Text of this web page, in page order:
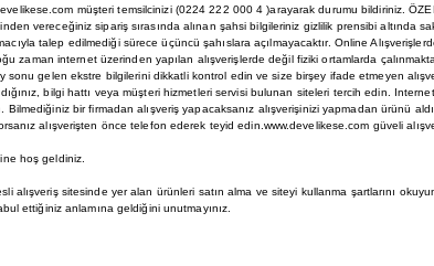
müşteri temsilcinizi (0224 222 000 4 )arayarak durumu bildiriniz.
vereceğiniz sipariş sırasında alınan şahsi bilgileriniz gizlilik prensibi altında
talep edilmediği sürece üçüncü şahıslara açılmayacaktır. Online
zaman internet üzerinden yapılan alışverişlerde değil fiziki ortamlarda
sonu gelen ekstre bilgilerini dikkatli kontrol edin ve size birşey ifade etmeyen
bilgi hattı veya müşteri hizmetleri servisi bulunan siteleri tercih edin.
bir firmadan alışveriş yapacaksanız alışverişinizi yapmadan ürünü
alışverişten önce telefon ederek teyid edin.www.develikese.com güveli
hoş geldiniz.
alışveriş sitesinde yer alan ürünleri satın alma ve siteyi kullanma şartlarını
ettiğiniz anlamına geldiğini unutmayınız.